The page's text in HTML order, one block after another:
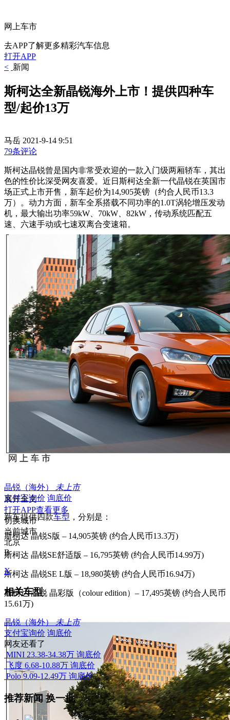
网上车市
去APP了解更多精彩汽车信息
打开APP
< 新闻
斯柯达全新晶锐海外上市！提供四种车
型/起价13万
马岳 2021-9-14 9:51
79条评论
斯柯达晶锐曾是国内非常受欢迎的一款入门级两厢轿车，其出
色的性价比深受网友喜爱。近日斯柯达全新一代晶锐在英国市
场正式上市开售，新车起价为14,905英镑（约合人民币13.3
万）。动力方面，新车全系搭载不同功率的1.0T涡轮增压发动
机，最大输出功率59kW、70kW、82kW，传动系统匹配五
速、六速手动或七速双离合变速箱。
晶锐（海外）
未上市
支付宝询价 询底价
新车提供四款车型 ，分别是：
斯柯达 晶锐S版 – 14,905英镑 (约合人民币13.3万)
斯柯达 晶锐SE舒适版 – 16,795英镑 (约合人民币14.99万)
斯柯达 晶锐SE L版 – 18,980英镑 (约合人民币16.94万)
斯柯达 晶锐 晶彩版（colour edition）– 17,495英镑 (约合人民币
15.61万)
展开全文
打开APP查看更多
切换城市
当前城市
北京
B
X
相关车型
晶锐（海外） 未上市
支付宝询价 询底价
网友还看了
MINI 23.38-34.38万 询底价
飞度 6.68-10.88万 询底价
Polo 9.09-12.49万 询底价
推荐新闻换一批